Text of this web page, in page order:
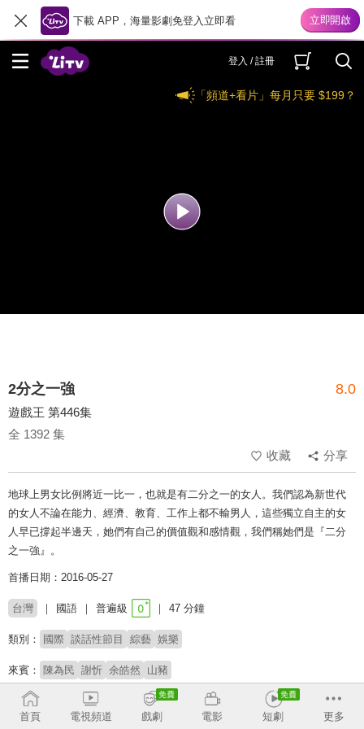
下載 APP，海量影劇免登入立即看
登入 / 註冊
「頻道+看片」每月只要 $199？
2分之一強 8.0
遊戲王 第446集
全 1392 集
收藏
分享
地球上男女比例將近一比一，也就是有二分之一的女人。我們認為新世代
的女人不論在能力、經濟、教育、工作上都不輸男人，這些獨立自主的女
人早已撐起半邊天，她們有自己的價值觀和感情觀，我們稱她們是『二分
之一強』。
首播日期：2016-05-27
台灣 國語 普遍級 47 分鐘
類別： 國際 談話性節目 綜藝 娛樂
來賓： 陳為民 謝忻 余皓然 山豬
主持：
六月
首頁
電視頻道 戲劇 電影 短劇 更多